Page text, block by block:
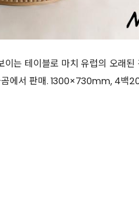
는 테이블로 마치 유럽의 오래된
에서 판매. 1300×730mm, 4백